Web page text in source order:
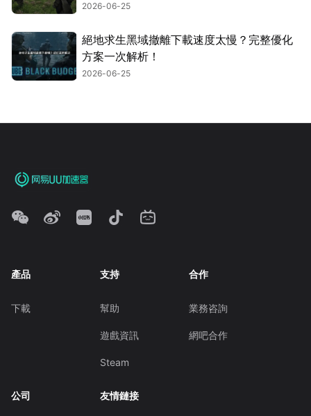
2026-06-25
絕地求生黑域撤離下載速度太慢？完整優化
方案一次解析！
2026-06-25
產品
下載
支持
幫助
遊戲資訊
Steam
合作
業務咨詢
網吧合作
公司 友情鏈接